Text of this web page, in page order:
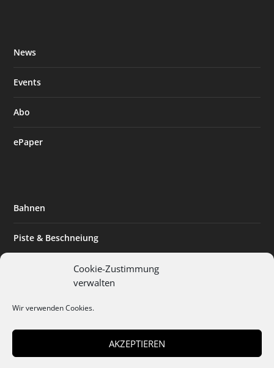
Cookie-Zustimmung
verwalten
Wir verwenden Cookies.
AKZEPTIEREN
News
Events
Abo
ePaper
Bahnen
Piste & Beschneiung
Expertise & Technik